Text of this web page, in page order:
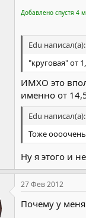
Добавлено спустя 4
Edu написал(а):
"круговая" от
ИМХО это
именно от
Edu написал(а):
Тоже
Ну я этого и
27 Фев 2012
Почему у